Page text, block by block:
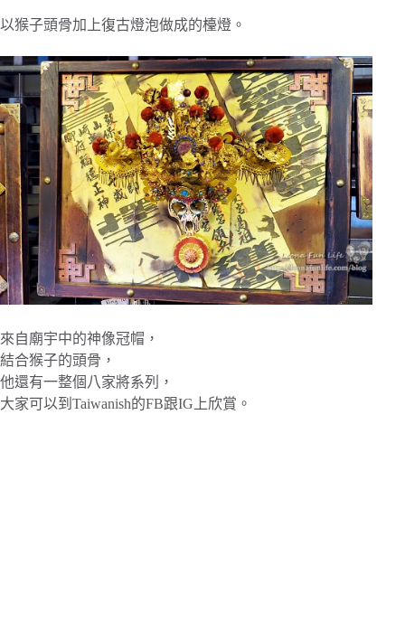
以猴子頭骨加上復古燈泡做成的檯燈。
來自廟宇中的神像冠帽，
結合猴子的頭骨，
他還有一整個八家將系列，
大家可以到Taiwanish的FB跟IG上欣賞。